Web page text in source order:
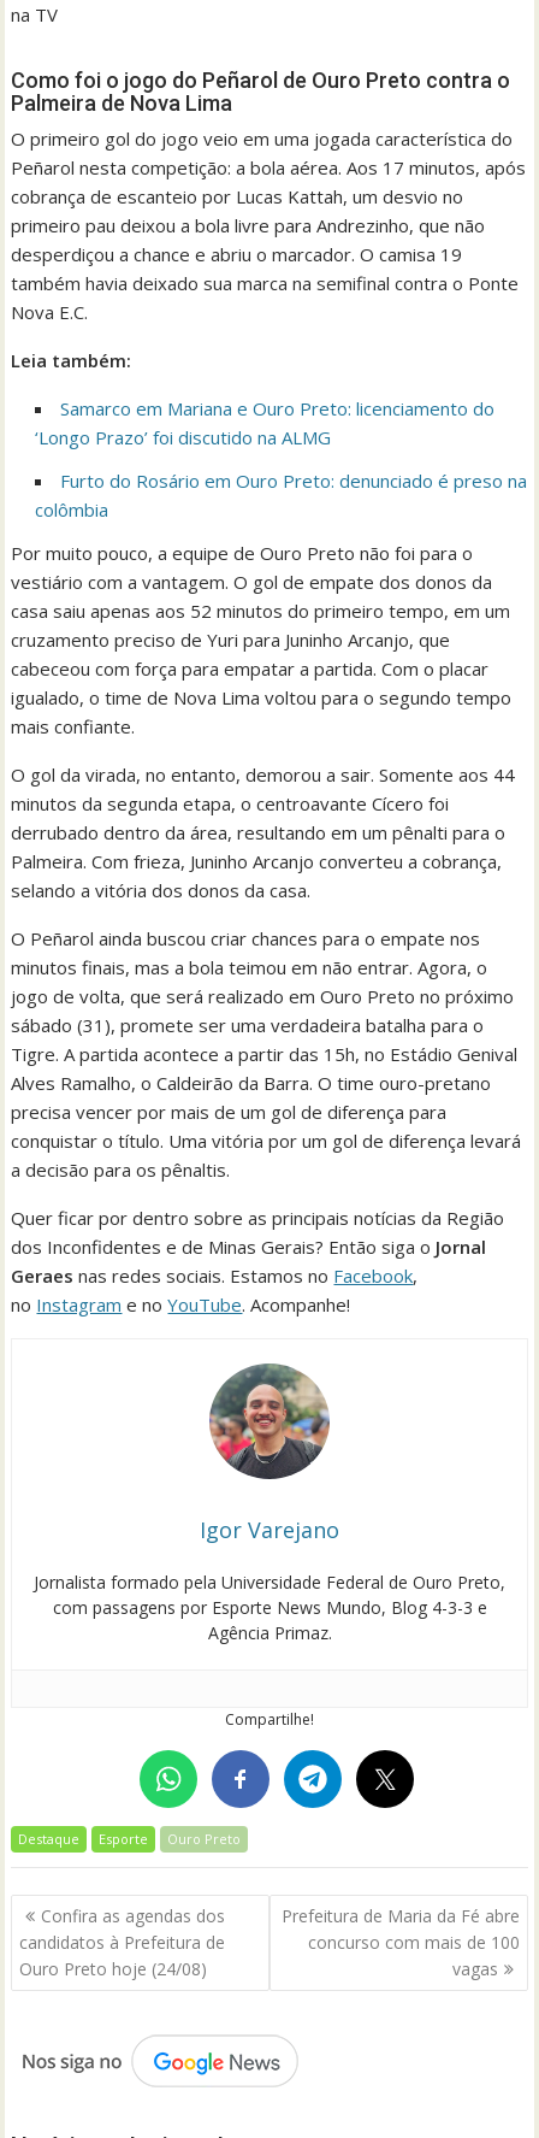
na TV
Como foi o jogo do Peñarol de Ouro Preto contra o
Palmeira de Nova Lima
O primeiro gol do jogo veio em uma jogada característica do
Peñarol nesta competição: a bola aérea. Aos 17 minutos, após
cobrança de escanteio por Lucas Kattah, um desvio no
primeiro pau deixou a bola livre para Andrezinho, que não
desperdiçou a chance e abriu o marcador. O camisa 19
também havia deixado sua marca na semifinal contra o Ponte
Nova E.C.
Leia também:
Samarco em Mariana e Ouro Preto: licenciamento do
‘Longo Prazo’ foi discutido na ALMG
Furto do Rosário em Ouro Preto: denunciado é preso na
colômbia
Por muito pouco, a equipe de Ouro Preto não foi para o
vestiário com a vantagem. O gol de empate dos donos da
casa saiu apenas aos 52 minutos do primeiro tempo, em um
cruzamento preciso de Yuri para Juninho Arcanjo, que
cabeceou com força para empatar a partida. Com o placar
igualado, o time de Nova Lima voltou para o segundo tempo
mais confiante.
O gol da virada, no entanto, demorou a sair. Somente aos 44
minutos da segunda etapa, o centroavante Cícero foi
derrubado dentro da área, resultando em um pênalti para o
Palmeira. Com frieza, Juninho Arcanjo converteu a cobrança,
selando a vitória dos donos da casa.
O Peñarol ainda buscou criar chances para o empate nos
minutos finais, mas a bola teimou em não entrar. Agora, o
jogo de volta, que será realizado em Ouro Preto no próximo
sábado (31), promete ser uma verdadeira batalha para o
Tigre. A partida acontece a partir das 15h, no Estádio Genival
Alves Ramalho, o Caldeirão da Barra. O time ouro-pretano
precisa vencer por mais de um gol de diferença para
conquistar o título. Uma vitória por um gol de diferença levará
a decisão para os pênaltis.
Quer ficar por dentro sobre as principais notícias da Região
dos Inconfidentes e de Minas Gerais? Então siga o Jornal
Geraesnas redes sociais. Estamos no Facebook,
no Instagram e noYouTube. Acompanhe!
Igor Varejano
Jornalista formado pela Universidade Federal de Ouro Preto,
com passagens por Esporte News Mundo, Blog 4-3-3 e
Agência Primaz.
Compartilhe!
Destaque Esporte Ouro Preto
Navegação
de
Post
Confira as agendas dos
candidatos à Prefeitura de
Ouro Preto hoje (24/08)
Prefeitura de Maria da Fé abre
concurso com mais de 100
vagas